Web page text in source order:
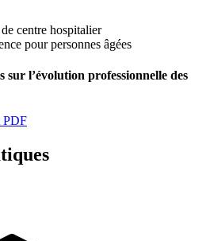
centre hospitalier
pour personnes âgées
l’évolution professionnelle des
PDF